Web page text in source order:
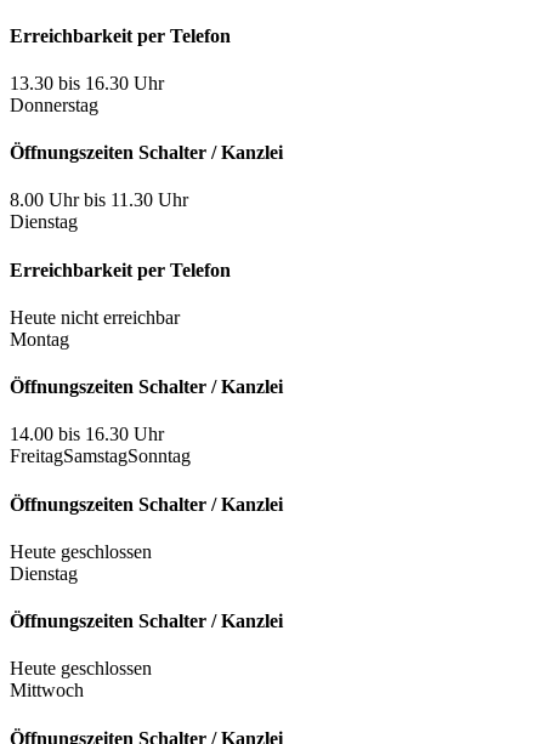
Erreichbarkeit per Telefon
13.30 bis 16.30 Uhr
Donnerstag
Öffnungszeiten Schalter / Kanzlei
8.00 Uhr bis 11.30 Uhr
Dienstag
Erreichbarkeit per Telefon
Heute nicht erreichbar
Montag
Öffnungszeiten Schalter / Kanzlei
14.00 bis 16.30 Uhr
FreitagSamstagSonntag
Öffnungszeiten Schalter / Kanzlei
Heute geschlossen
Dienstag
Öffnungszeiten Schalter / Kanzlei
Heute geschlossen
Mittwoch
Öffnungszeiten Schalter / Kanzlei